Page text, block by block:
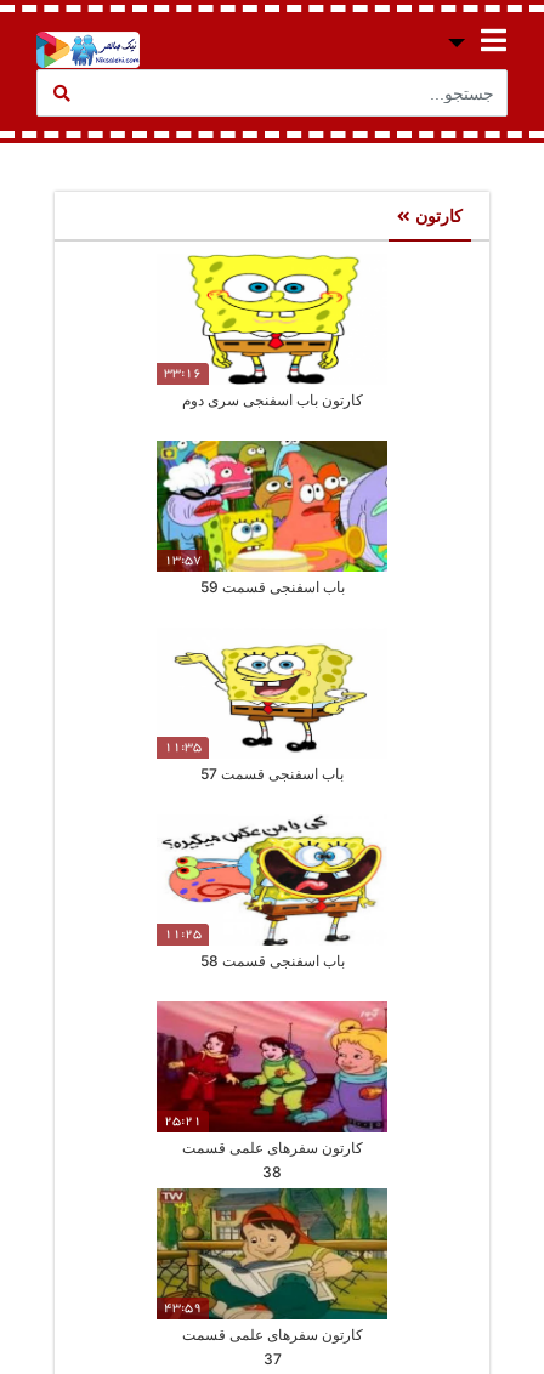
کارتون
33:16
کارتون باب اسفنجی سری دوم
13:57
باب اسفنجی قسمت 59
11:35
باب اسفنجی قسمت 57
11:25
باب اسفنجی قسمت 58
25:21
کارتون سفرهای علمی قسمت
38
43:59
کارتون سفرهای علمی قسمت
37